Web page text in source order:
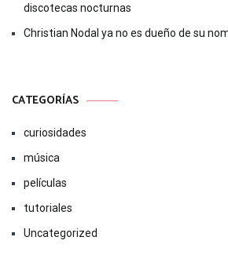
discotecas nocturnas
Christian Nodal ya no es dueño de su
CATEGORÍAS
curiosidades
música
películas
tutoriales
Uncategorized